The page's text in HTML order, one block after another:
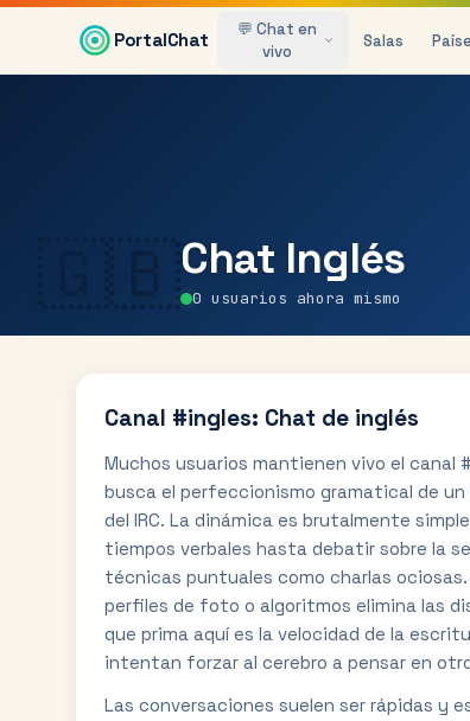
Saltar al contenido principal
PortalChat
💬 Chat en
vivo
Salas
🇬🇧Chat Inglés
0 usuarios ahora mismo
Canal #ingles: Chat de inglés
Muchos usuarios mantienen vivo el canal
busca el perfeccionismo gramatical de
del IRC. La dinámica es brutalmente
tiempos verbales hasta debatir sobre la
técnicas puntuales como charlas
perfiles de foto o algoritmos elimina las
que prima aquí es la velocidad de la
intentan forzar al cerebro a pensar en
Las conversaciones suelen ser rápidas y